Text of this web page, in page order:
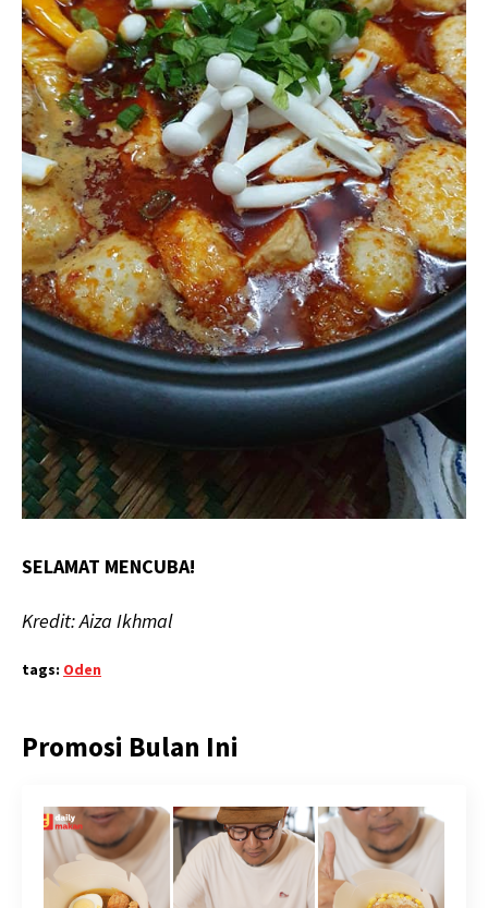
SELAMAT MENCUBA!
Kredit: Aiza Ikhmal
tags: Oden
Promosi Bulan Ini